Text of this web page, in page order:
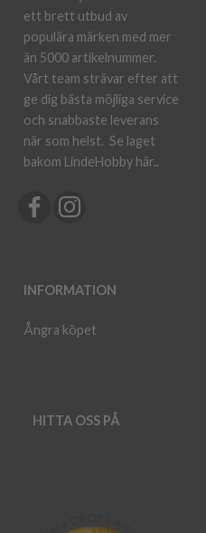
ett brett utbud av
populära märken med mer
än 5000 artikelnummer.
Vårt team strävar efter att
ge dig bästa möjliga service
och snabbaste leverans
när som helst. Se laget
bakom LindeHobby här..
INFORMATION
Ångra köpet
HITTA OSS PÅ